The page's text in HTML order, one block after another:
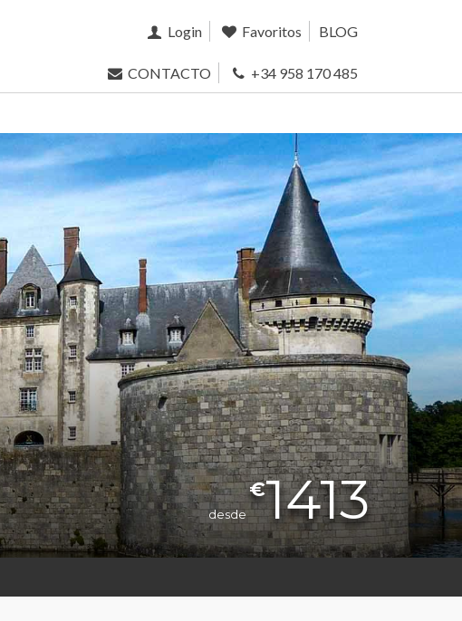
Login Favoritos BLOG
CONTACTO +34 958 170 485
desde
€1413